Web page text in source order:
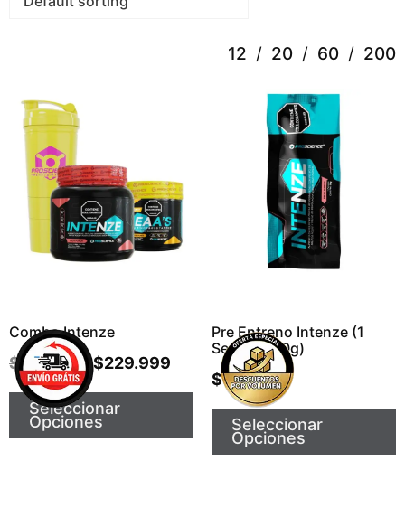
12 20 60 200
Combo Intenze
$ 284.999 $229.999
Seleccionar
Opciones
Pre Entreno Intenze (1
Servicio/30g)
$5.999
Seleccionar
Opciones